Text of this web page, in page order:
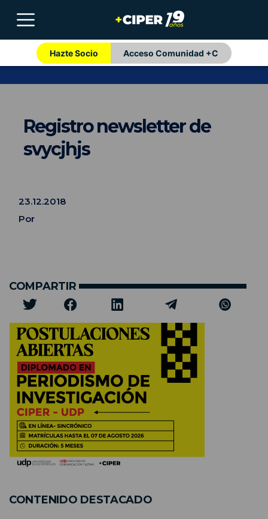
Hazte Socio Acceso Comunidad +C
Registro newsletter de
svycjhjs
23.12.2018
Por
COMPARTIR
CONTENIDO DESTACADO